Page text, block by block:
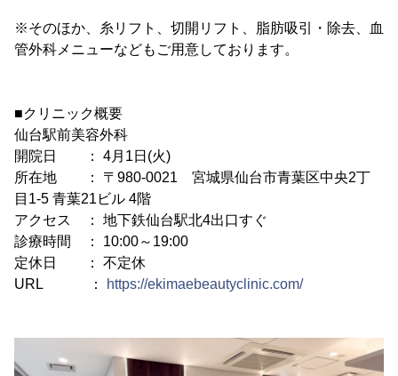
※そのほか、糸リフト、切開リフト、脂肪吸引・除去、血
管外科メニューなどもご用意しております。
■クリニック概要
仙台駅前美容外科
開院日 ： 4月1日(火)
所在地 ： 〒980-0021 宮城県仙台市青葉区中央2丁
目1-5 青葉21ビル 4階
アクセス ： 地下鉄仙台駅北4出口すぐ
診療時間 ： 10:00～19:00
定休日 ： 不定休
URL ：
https://ekimaebeautyclinic.com/